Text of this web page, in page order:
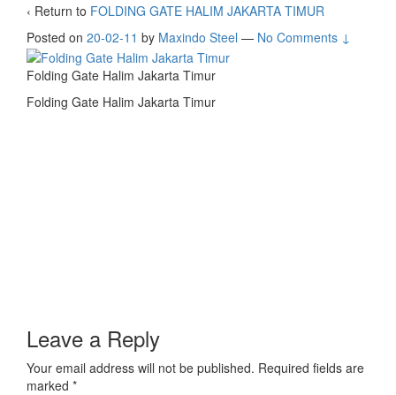
‹ Return to FOLDING GATE HALIM JAKARTA TIMUR
Posted on 20-02-11 by Maxindo Steel — No Comments ↓
Folding Gate Halim Jakarta Timur
Folding Gate Halim Jakarta Timur
Leave a Reply
Your email address will not be published. Required fields are
marked *